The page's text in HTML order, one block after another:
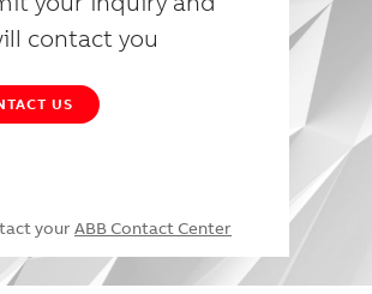
contact you
US
your ABB Contact Center